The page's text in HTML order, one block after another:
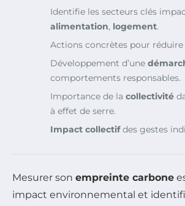
Identifie les secteurs clés
alimentation, logement.
Actions concrètes pour réduire
Développement d’une
comportements responsables.
Importance de la collectivité
à effet de serre.
Impact collectifdes gestes
Mesurer son empreinte carbone
impact environnemental et